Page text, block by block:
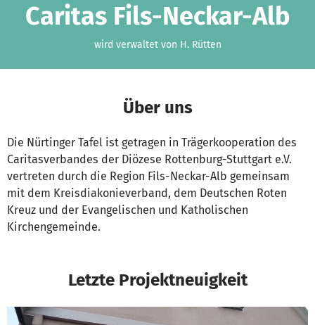
Caritas Fils-Neckar-Alb
wird verwaltet von H. Rütten
Über uns
Die Nürtinger Tafel ist getragen in Trägerkooperation des
Caritasverbandes der Diözese Rottenburg-Stuttgart e.V.
vertreten durch die Region Fils-Neckar-Alb gemeinsam
mit dem Kreisdiakonieverband, dem Deutschen Roten
Kreuz und der Evangelischen und Katholischen
Kirchengemeinde.
Letzte Projektneuigkeit